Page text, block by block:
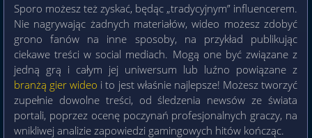
Sporo możesz też zyskać, będąc „tradycyjnym” influencerem.
Nie nagrywając żadnych materiałów, wideo możesz zdobyć
grono fanów na inne sposoby, na przykład publikując
ciekawe treści w social mediach. Mogą one być związane z
jedną grą i całym jej uniwersum lub luźno powiązane z
branżą gier wideo i to jest właśnie najlepsze! Możesz tworzyć
zupełnie dowolne treści, od śledzenia newsów ze świata
portali, poprzez ocenę poczynań profesjonalnych graczy, na
wnikliwej analizie zapowiedzi gamingowych hitów kończąc.